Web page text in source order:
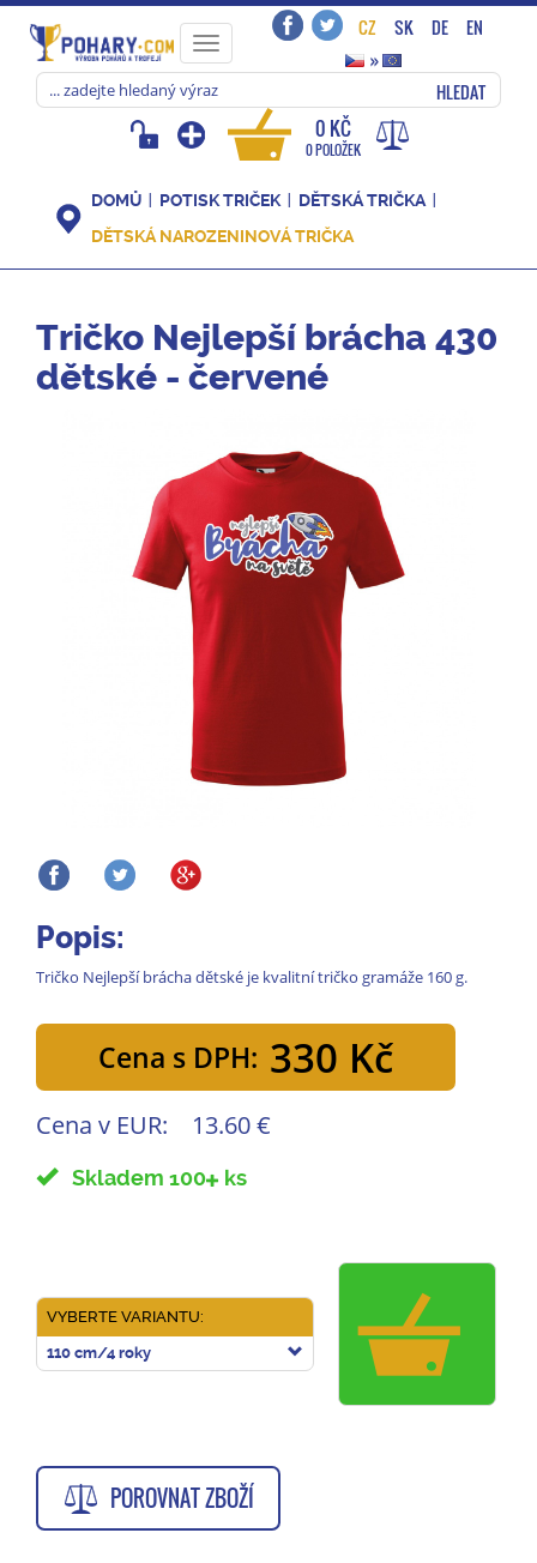
Toggle
navigation
CZ SK DE
EN
»
HLEDAT
0 KČ
0 POLOŽEK
DOMŮ POTISK TRIČEK
DĚTSKÁ TRIČKA
DĚTSKÁ NAROZENINOVÁ TRIČKA
Tričko Nejlepší brácha 430
dětské - červené
Popis:
Tričko Nejlepší brácha dětské je kvalitní tričko gramáže 160 g.
Cena s DPH: 330 Kč
Cena v EUR: 13.60 €
Skladem 100 ks
VYBERTE VARIANTU:
110 cm/4 roky
POROVNAT ZBOŽÍ